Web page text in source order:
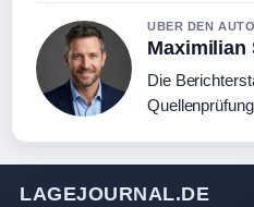
UBER DEN
Maximilian
Die
LAGEJOURNAL.DE